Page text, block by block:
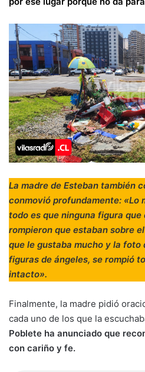
La madre de Esteban también
conmovió profundamente: «Lo
todo es que ninguna figura
rompieron que estaban sobre
que le gustaba mucho y la foto
figuras de ángeles, se rompió
intacto».
Finalmente, la madre pidió
cada uno de los que la
Poblete ha anunciado que
con cariño y fe.